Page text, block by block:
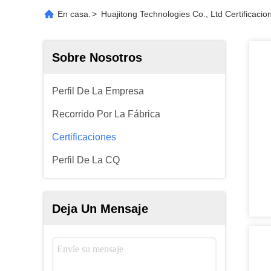
En casa. > Huajitong Technologies Co., Ltd
Sobre Nosotros
Perfil De La Empresa
Recorrido Por La Fábrica
Certificaciones
Perfil De La CQ
Deja Un Mensaje